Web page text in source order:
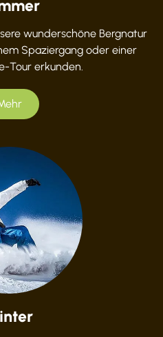
wunderschöne Bergnatur
Spaziergang oder einer
Tour erkunden.